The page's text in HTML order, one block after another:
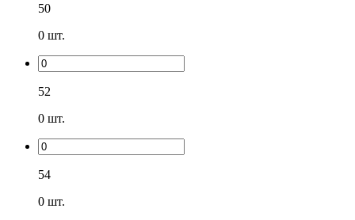
50
0 шт.
52
0 шт.
54
0 шт.